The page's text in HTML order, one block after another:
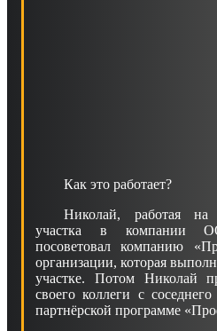
Как это работает?
Николай, работая на
участка в компании
посоветовал компанию
организации, которая
участке. Потом Николай
своего коллеги с
партнёрской программе